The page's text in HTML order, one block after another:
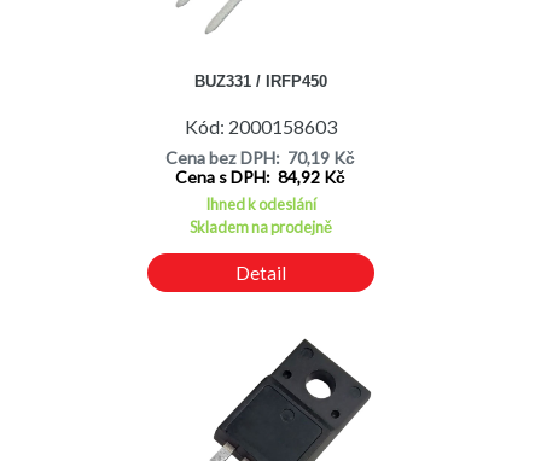
BUZ331 / IRFP450
Kód: 2000158603
Cena bez DPH: 70,19 Kč
Cena s DPH: 84,92 Kč
Ihned k odeslání
Skladem na prodejně
Detail